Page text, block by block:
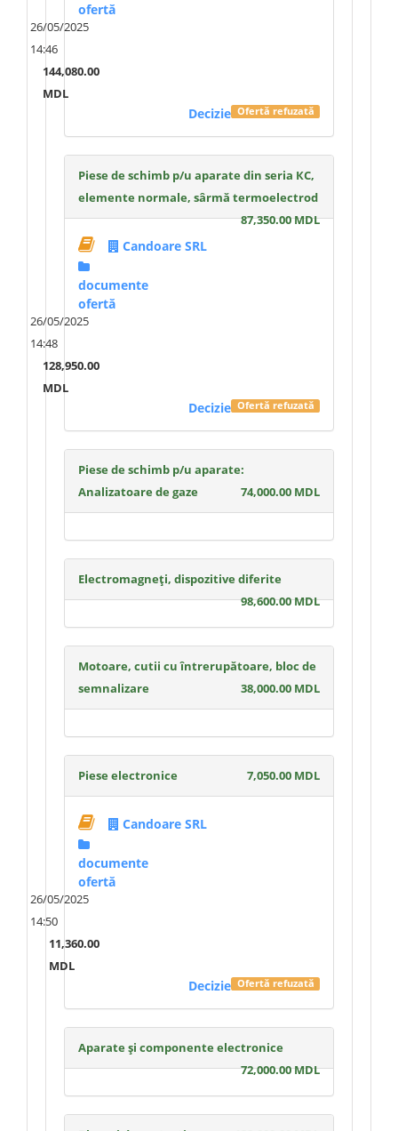
ofertă
26/05/2025
14:46
144,080.00
MDL
Ofertă refuzată
Decizie
Piese de schimb p/u aparate din seria КС,
elemente normale, sârmă termoelectrod
87,350.00 MDL
Candoare SRL
documente
ofertă
26/05/2025
14:48
128,950.00
MDL
Ofertă refuzată
Decizie
Piese de schimb p/u aparate:
Analizatoare de gaze
74,000.00 MDL
Electromagneți, dispozitive diferite
98,600.00 MDL
Motoare, cutii cu întrerupătoare, bloc de
semnalizare
38,000.00 MDL
Piese electronice 7,050.00 MDL
Candoare SRL
documente
ofertă
26/05/2025
14:50
11,360.00
MDL
Ofertă refuzată
Decizie
Aparate și componente electronice
72,000.00 MDL